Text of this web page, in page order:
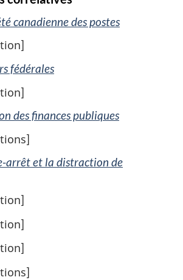
canadienne des postes
fédérales
des finances publiques
arrêt et la distraction de